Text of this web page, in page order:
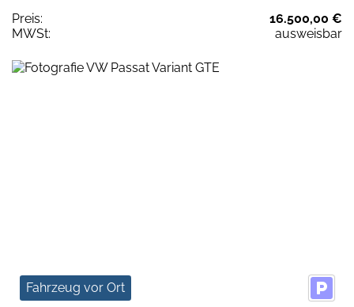
Preis:
16.500,00 €
MWSt:
ausweisbar
Fahrzeug vor Ort